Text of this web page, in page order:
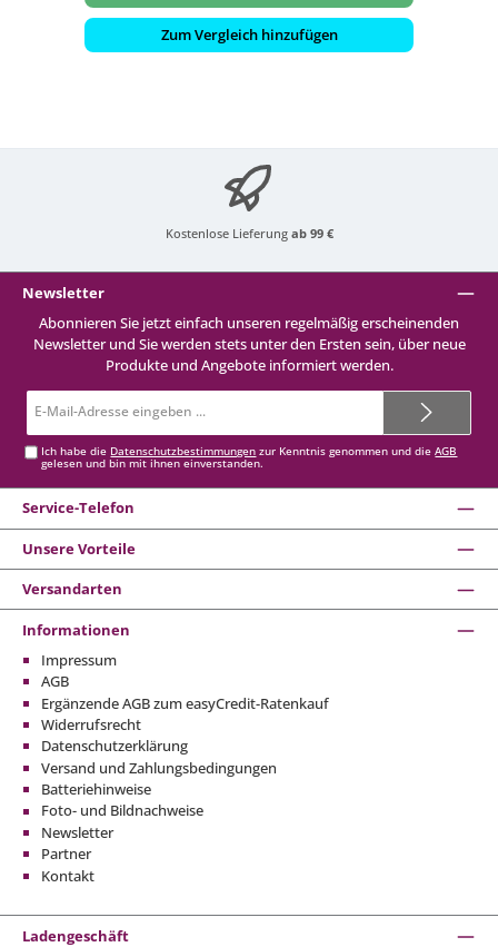
Zum Vergleich hinzufügen
Kostenlose Lieferung ab 99 €
Newsletter
Abonnieren Sie jetzt einfach unseren regelmäßig erscheinenden
Newsletter und Sie werden stets unter den Ersten sein, über neue
Produkte und Angebote informiert werden.
Mail-
Ich habe die Datenschutzbestimmungen zur Kenntnis genommen und dieAGB
gelesen und bin mit ihnen einverstanden.
Service-Telefon
Unsere Vorteile
Versandarten
Informationen
Impressum
AGB
Ergänzende AGB zum easyCredit-Ratenkauf
Widerrufsrecht
Datenschutzerklärung
Versand und Zahlungsbedingungen
Batteriehinweise
Foto- und Bildnachweise
Newsletter
Partner
Kontakt
Ladengeschäft